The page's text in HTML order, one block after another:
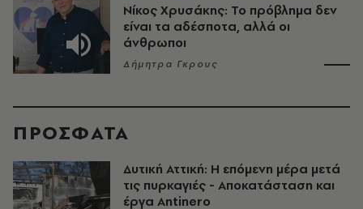
Νίκος Χρυσάκης: Το πρόβλημα δεν
είναι τα αδέσποτα, αλλά οι
άνθρωποι
Δήμητρα Γκρους
ΠΡΟΣΦΑΤΑ
Δυτική Αττική: Η επόμενη μέρα μετά
τις πυρκαγιές - Αποκατάσταση και
έργα Antinero